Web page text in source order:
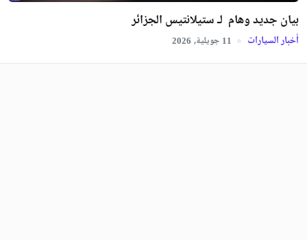
بيان جديد وهام لـ ستيلانتيس الجزائر
أخبار السيارات 11 جويلية, 2026